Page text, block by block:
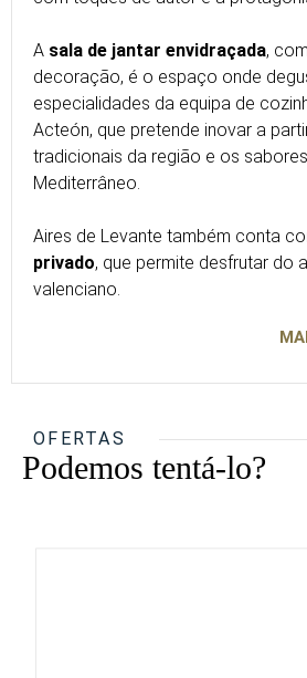
A sala de jantar envidraçada,
decoração, é o espaço onde
especialidades da equipa de
Acteón, que pretende inovar a
tradicionais da região e os
Mediterrâneo.
Aires de Levante também conta
privado, que permite desfrutar do
valenciano.
OFERTAS
Podemos tentá-lo?